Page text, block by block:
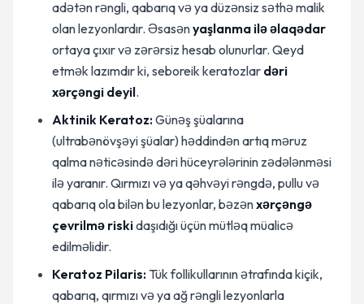
adətən rəngli, qabarıq və ya düzənsiz səthə malik
olan lezyonlardır. Əsasənyaşlanma ilə əlaqədar
ortaya çıxır və zərərsiz hesab olunurlar. Qeyd
etmək lazımdır ki, seboreik keratozlar dəri
xərçəngi deyil.
Aktinik Keratoz:Günəş şüalarına
(ultrabənövşəyi şüalar) həddindən artıq məruz
qalma nəticəsində dəri hüceyrələrinin zədələnməsi
ilə yaranır. Qırmızı və ya qəhvəyi rəngdə, pullu və
qabarıq ola bilən bu lezyonlar, bəzənxərçəngə
çevrilmə riskidaşıdığı üçün mütləq müalicə
edilməlidir.
Keratoz Pilaris: Tük follikullarının ətrafında kiçik,
qabarıq, qırmızı və ya ağ rəngli lezyonlarla